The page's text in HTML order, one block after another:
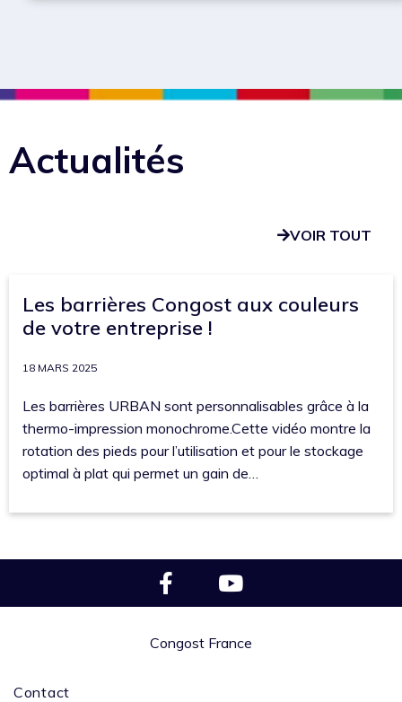
Actualités
VOIR TOUT
Les barrières Congost aux couleurs
de votre entreprise !
18 MARS 2025
Les barrières URBAN sont personnalisables grâce à la
thermo-impression monochrome.Cette vidéo montre la
rotation des pieds pour l’utilisation et pour le stockage
optimal à plat qui permet un gain de…
Congost France
Contact